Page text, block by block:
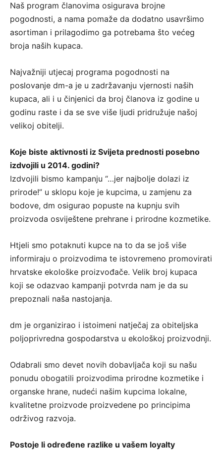
Naš program članovima osigurava brojne
pogodnosti, a nama pomaže da dodatno usavršimo
asortiman i prilagodimo ga potrebama što većeg
broja naših kupaca.
Najvažniji utjecaj programa pogodnosti na
poslovanje dm-a je u zadržavanju vjernosti naših
kupaca, ali i u činjenici da broj članova iz godine u
godinu raste i da se sve više ljudi pridružuje našoj
velikoj obitelji.
Koje biste aktivnosti iz Svijeta prednosti posebno
izdvojili u 2014. godini?
Izdvojili bismo kampanju “…jer najbolje dolazi iz
prirode!” u sklopu koje je kupcima, u zamjenu za
bodove, dm osigurao popuste na kupnju svih
proizvoda osviještene prehrane i prirodne kozmetike.
Htjeli smo potaknuti kupce na to da se još više
informiraju o proizvodima te istovremeno promovirati
hrvatske ekološke proizvođače. Velik broj kupaca
koji se odazvao kampanji potvrda nam je da su
prepoznali naša nastojanja.
dm je organizirao i istoimeni natječaj za obiteljska
poljoprivredna gospodarstva u ekološkoj proizvodnji.
Odabrali smo devet novih dobavljača koji su našu
ponudu obogatili proizvodima prirodne kozmetike i
organske hrane, nudeći našim kupcima lokalne,
kvalitetne proizvode proizvedene po principima
održivog razvoja.
Postoje li određene razlike u vašem loyalty